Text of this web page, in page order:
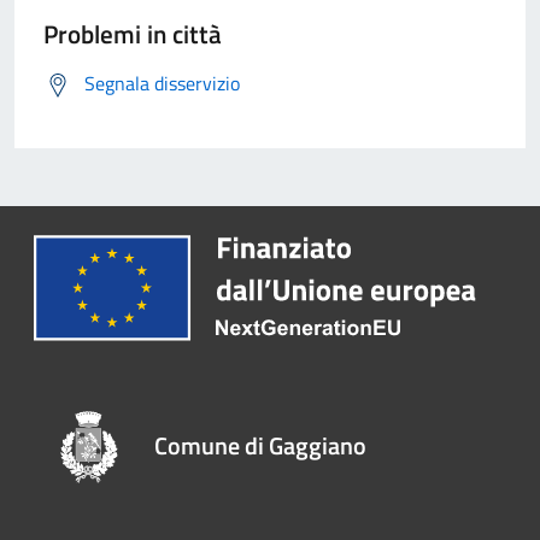
Problemi in città
Segnala disservizio
Comune di Gaggiano